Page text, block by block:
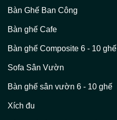
Bàn Ghế Ban Công
Bàn ghế Cafe
Bàn ghế Composite 6 - 10 ghế
Sofa Sân Vườn
Bàn ghế sân vườn 6 - 10 ghế
Xích đu